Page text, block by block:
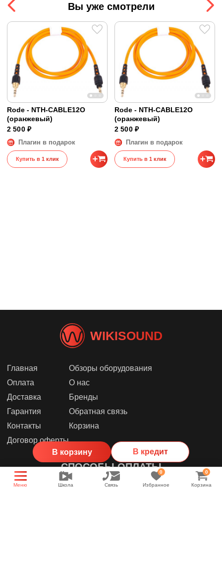
В корзину В кредит
Вес
0.1 кг
Вы уже смотрели
Rode - NTH-CABLE12O
(оранжевый)
2 500 ₽
Плагин в подарок
Купить в 1 клик
Rode - NTH-CABLE12O
(оранжевый)
2 500 ₽
Плагин в подарок
Купить в 1 клик
WIKISOUND
Главная
Оплата
Доставка
Гарантия
Контакты
Договор оферты
Обзоры оборудования
О нас
Бренды
Обратная связь
Корзина
СПОСОБЫ ОПЛАТЫ
Меню Школа Связь
0
Избранное
0
Корзина